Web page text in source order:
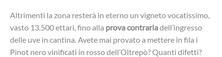
Altrimenti la zona resterà in eterno un vigneto vocatissimo,
vasto 13.500 ettari, fino alla prova contrariadell’ingresso
delle uve in cantina. Avete mai provato a mettere in fila i
Pinot nero vinificati in rosso dell’Oltrepò? Quanti difetti?